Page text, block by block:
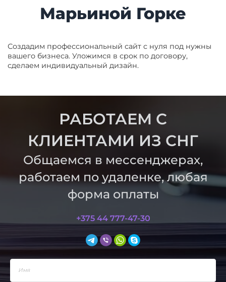
Марьиной Горке
Создадим профессиональный сайт с нуля под нужны
вашего бизнеса. Уложимся в срок по договору,
сделаем индивидуальный дизайн.
РАБОТАЕМ С
КЛИЕНТАМИ ИЗ СНГ
Общаемся в мессенджерах,
работаем по удаленке, любая
форма оплаты
+375 44 777-47-30